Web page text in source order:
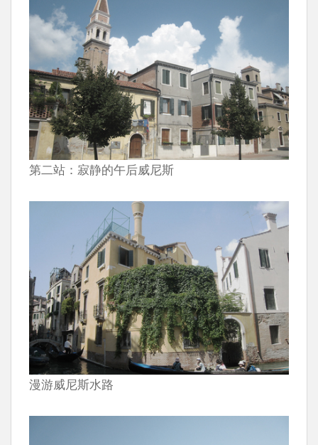
第二站：寂静的午后威尼斯
漫游威尼斯水路